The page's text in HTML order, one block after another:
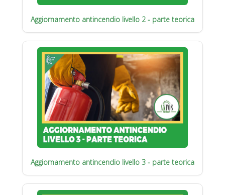
Aggiornamento antincendio livello 2 - parte teorica
Aggiornamento antincendio livello 3 - parte teorica